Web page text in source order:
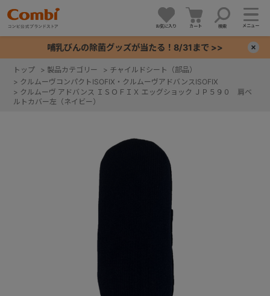
お気に入り カート 検索 メニュー
哺乳びんの除菌グッズが当たる！8/31まで >>
トップ > 製品カテゴリー > チャイルドシート（部品）
> クルムーヴコンパクトISOFIX・クルムーヴアドバンスISOFIX
> クルムーヴ アドバンス ＩＳＯＦＩＸ エッグショック ＪＰ５９０ 肩ベ
ルトカバー左（ネイビー）